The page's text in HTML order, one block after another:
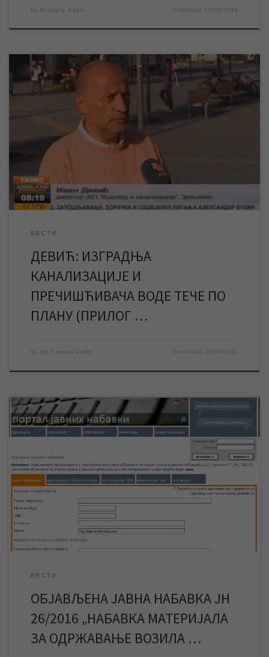
by Dragana Rašić Published 12/09/2016
Изградња канализације у насељеним местима града
Зрењанина и изградња постројења за пречишћавање воде
биле су теме разговора Ивана Девића, вршиоца дужности
директора ЈКП „Водовод и канализација“ Зрењанин, са
новинарком РТВ Војводина. У колико насељених места се ради
канализациона мрежа, како напредују радови, докле се стигло
са изградњом постројења за пречишћавање […]
ВЕСТИ
ДЕВИЋ: ИЗГРАДЊА
КАНАЛИЗАЦИЈЕ И
ПРЕЧИШЋИВАЧА ВОДЕ ТЕЧЕ ПО
ПЛАНУ (ПРИЛОГ …
by мр Синиша Гајин Published 09/09/2016
ЈКП „Водовод и канализација“ обавештава све
заинтересоване стране да је расписана јавна набавка за
набавку материјала за одржавање возила – путнички програм.
Због техничких проблема нисмо у могућности да јавну
набавку објавимо на сајту нашег предузећа. Јавну набавку ЈН
26/2016 „Набавка материјала за одржавање возила – путнички
програм“ можете погледати […]
ВЕСТИ
ОБЈАВЉЕНА ЈАВНА НАБАВКА ЈН
26/2016 „НАБАВКА МАТЕРИЈАЛА
ЗА ОДРЖАВАЊЕ ВОЗИЛА …